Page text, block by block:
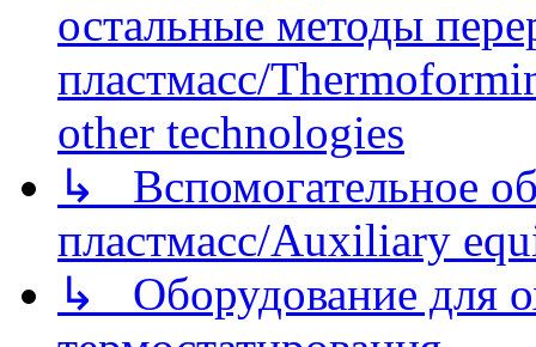
остальные методы
пластмасс/
other technologies
↳ Вспомогательное
пластмасс/Auxiliary
↳ Оборудование для